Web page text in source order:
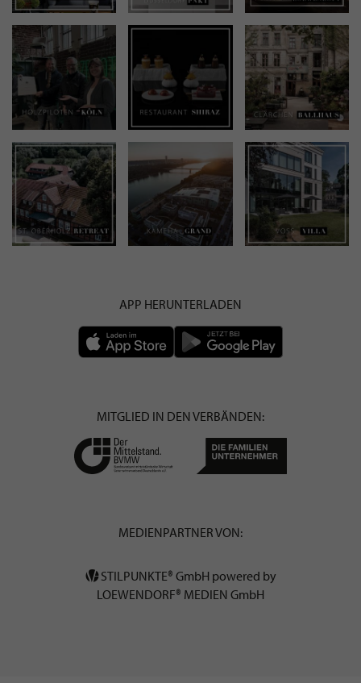
APP HERUNTERLADEN
MITGLIED IN DEN VERBÄNDEN:
MEDIENPARTNER VON:
STILPUNKTE® GmbH powered by
LOEWENDORF® MEDIEN GmbH